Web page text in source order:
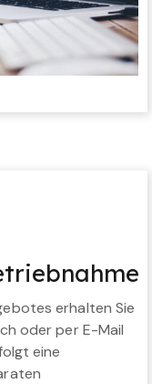
erhalten Sie
oder per E-Mail
eine